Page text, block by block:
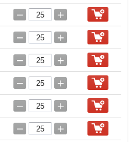
− +
− +
− +
− +
− +
− +